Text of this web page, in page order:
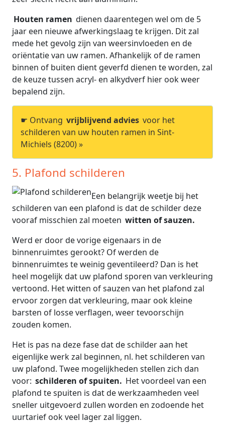
Houten ramen dienen daarentegen wel om de 5
jaar een nieuwe afwerkingslaag te krijgen. Dit zal
mede het gevolg zijn van weersinvloeden en de
oriëntatie van uw ramen. Afhankelijk of de ramen
binnen of buiten dient geverfd dienen te worden, zal
de keuze tussen acryl- en alkydverf hier ook weer
bepalend zijn.
☛ Ontvang vrijblijvend advies voor het
schilderen van uw houten ramen in Sint-
Michiels (8200) »
5. Plafond schilderen
Een belangrijk weetje bij het
schilderen van een plafond is dat de schilder deze
vooraf misschien zal moeten witten of sauzen.
Werd er door de vorige eigenaars in de
binnenruimtes gerookt? Of werden de
binnenruimtes te weinig geventileerd? Dan is het
heel mogelijk dat uw plafond sporen van verkleuring
vertoond. Het witten of sauzen van het plafond zal
ervoor zorgen dat verkleuring, maar ook kleine
barsten of losse verflagen, weer tevoorschijn
zouden komen.
Het is pas na deze fase dat de schilder aan het
eigenlijke werk zal beginnen, nl. het schilderen van
uw plafond. Twee mogelijkheden stellen zich dan
voor: schilderen of spuiten. Het voordeel van een
plafond te spuiten is dat de werkzaamheden veel
sneller uitgevoerd zullen worden en zodoende het
uurtarief ook veel lager zal liggen.